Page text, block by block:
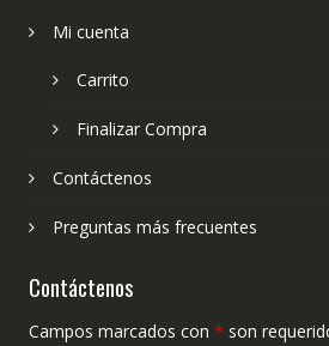
Mi cuenta
Carrito
Finalizar Compra
Contáctenos
Preguntas más frecuentes
Contáctenos
Campos marcados con * son